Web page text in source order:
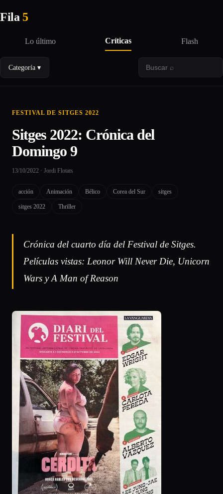
Fila 5
Lo último Críticas Flash
Categoría ▾
FESTIVAL DE SITGES 2022
Sitges 2022: Crónica del
Domingo 9
13/10/2022 · Jordi Flotats
acción Animación Bélico Corea del Sur sitges
sitges 2022 Thriller
Crónica del cuarto día del Festival de Sitges.
Películas vistas: Leonor Will Never Die, Unicorn
Wars y A Man of Reason